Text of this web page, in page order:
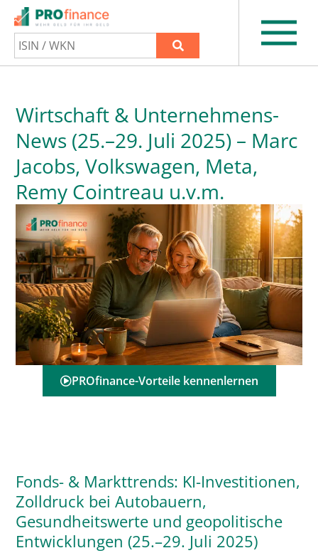
Wirtschaft & Unternehmens-
News (25.–29. Juli 2025) – Marc
Jacobs, Volkswagen, Meta,
Remy Cointreau u.v.m.
PROfinance-Vorteile kennenlernen
Fonds- & Markttrends: KI-Investitionen,
Zolldruck bei Autobauern,
Gesundheitswerte und geopolitische
Entwicklungen (25.–29. Juli 2025)